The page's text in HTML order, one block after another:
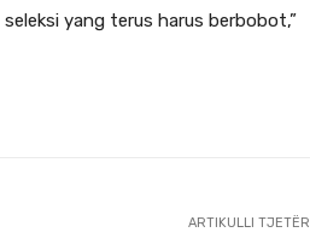
yang terus harus berbobot,”
ARTIKULLI TJETËR